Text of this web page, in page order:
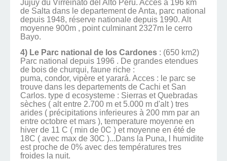
Jujuy du Virreinato del Alto Perú. Acces a 196 km
de Salta dans le departement de Anta, parc national
depuis 1948, réserve nationale depuis 1990. Alt
moyenne 900m , point culminant 2327m le cerro
Bayo.
4) Le Parc national de los Cardones : (650 km2)
Parc national depuis 1996 . De grandes etendues
de bois de churqui, faune riche :
puma, condor, vipère et yarará. Acces : le parc se
trouve dans les departements de Cachi et San
Carlos. type d ecosysteme : Sierras et Quebradas
sèches ( alt entre 2.700 m et 5.000 m d'alt ) tres
arides ( précipitations inferieures à 200 mm par an
entre octobre et mars ), temperature moyenne en
hiver de 11 C ( min de 0C ) et moyenne en été de
18C ( avec max de 30C )...Dans la Puna, l humidite
est proche de 0% avec des températures tres
froides la nuit.